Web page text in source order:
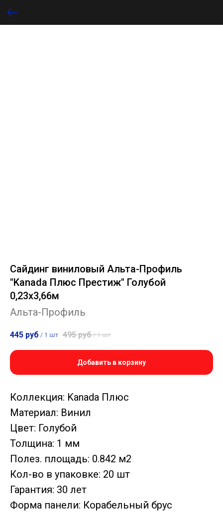
Сайдинг виниловый Альта-Профиль
"Kanada Плюс Престиж" Голубой
0,23х3,66м
Альта-Профиль
445 руб / 1 шт 495 руб / 1 шт
Добавить в корзину
Коллекция: Kanada Плюс
Материал: Винил
Цвет: Голубой
Толщина: 1 мм
Полез. площадь: 0.842 м2
Кол-во в упаковке: 20 шт
Гарантия: 30 лет
Форма панели: Корабельный брус